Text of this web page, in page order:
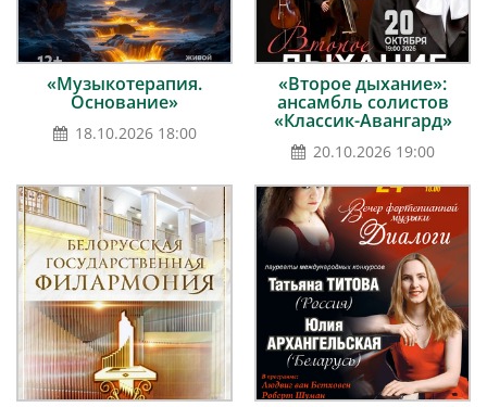
«Музыкотерапия.
Основание»
18.10.2026 18:00
«Второе дыхание»:
ансамбль солистов
«Классик-Авангард»
20.10.2026 19:00